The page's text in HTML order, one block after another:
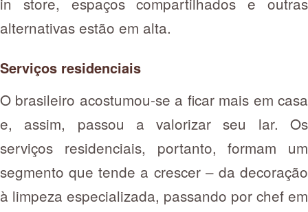
alternativas estão em alta.
Serviços residenciais
O brasileiro acostumou-se a ficar mais em casa
e, assim, passou a valorizar seu lar. Os
serviços residenciais, portanto, formam um
segmento que tende a crescer – da decoração
à limpeza especializada, passando por chef em